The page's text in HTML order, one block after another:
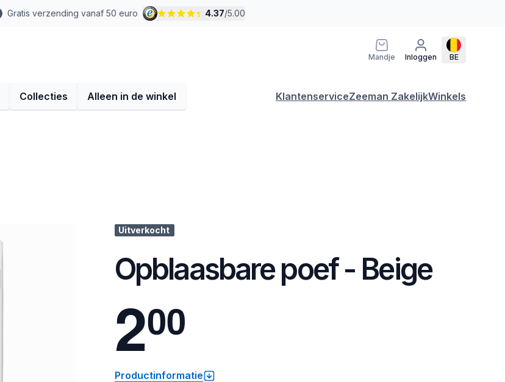
Gratis verzending vanaf 50 euro 4.37/5.00
Mandje Inloggen BE
Collecties Alleen in de winkel KlantenserviceZeeman ZakelijkWinkels
Uitverkocht
Opblaasbare poef - Beige
200
Productinformatie